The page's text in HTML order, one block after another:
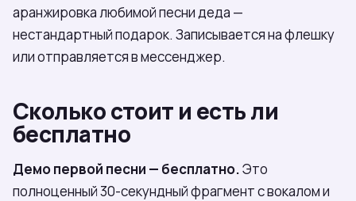
аранжировка любимой песни деда —
нестандартный подарок. Записывается на флешку
или отправляется в мессенджер.
Сколько стоит и есть ли
бесплатно
Демо первой песни — бесплатно.Это
полноценный 30-секундный фрагмент с вокалом и